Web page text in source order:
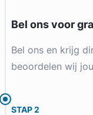
Bel ons voor
Bel ons en krijg
beoordelen wij
STAP 2